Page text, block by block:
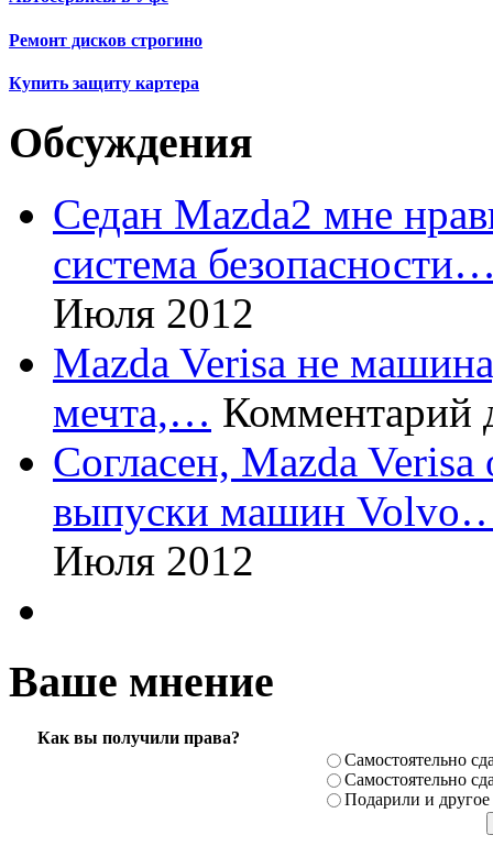
Ремонт дисков строгино
Купить защиту картера
Обсуждения
Седан Mazda2 мне
система
Июля 2012
Mazda Verisa не
мечта,… Комментарий
Согласен, Mazda
выпуски машин
Июля 2012
Ваше мнение
Как вы получили права?
Самостоя­тельно
Самостоя­тельно
Подарили­ и другое